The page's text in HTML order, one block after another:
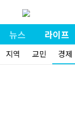
뉴스 라이프
지역 교민 경제